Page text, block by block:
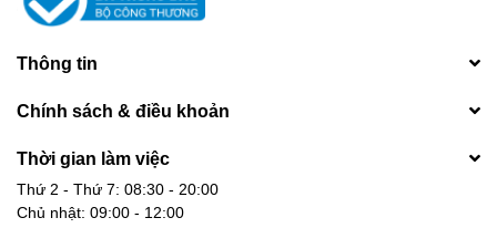
Thông tin
Chính sách & điều khoản
Thời gian làm việc
Thứ 2 - Thứ 7: 08:30 - 20:00
Chủ nhật: 09:00 - 12:00